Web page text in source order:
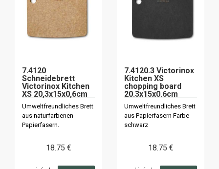
7.4120
Schneidebrett
Victorinox Kitchen
XS 20,3x15x0,6cm
Umweltfreundliches Brett
aus naturfarbenen
Papierfasern.
18.75 €
7.4120.3 Victorinox
Kitchen XS
chopping board
20.3x15x0.6cm
black
Umweltfreundliches Brett
aus Papierfasern Farbe
schwarz
18.75 €